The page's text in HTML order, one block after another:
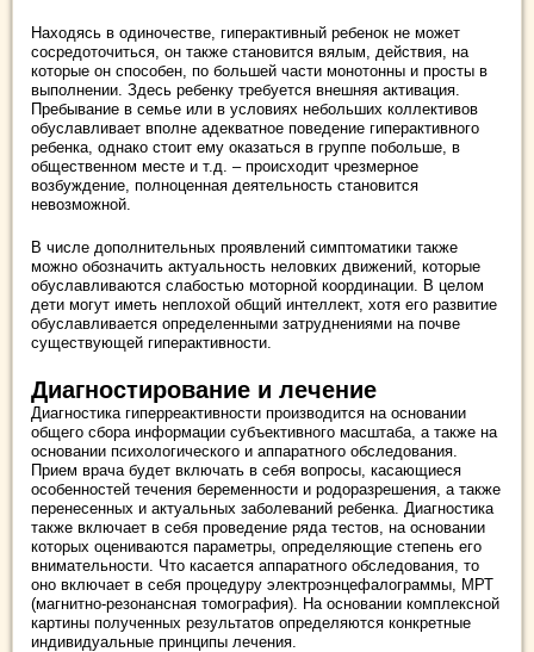
Находясь в одиночестве, гиперактивный ребенок не может
сосредоточиться, он также становится вялым, действия, на
которые он способен, по большей части монотонны и просты в
выполнении. Здесь ребенку требуется внешняя активация.
Пребывание в семье или в условиях небольших коллективов
обуславливает вполне адекватное поведение гиперактивного
ребенка, однако стоит ему оказаться в группе побольше, в
общественном месте и т.д. – происходит чрезмерное
возбуждение, полноценная деятельность становится
невозможной.
В числе дополнительных проявлений симптоматики также
можно обозначить актуальность неловких движений, которые
обуславливаются слабостью моторной координации. В целом
дети могут иметь неплохой общий интеллект, хотя его развитие
обуславливается определенными затруднениями на почве
существующей гиперактивности.
Диагностирование и лечение
Диагностика гиперреактивности производится на основании
общего сбора информации субъективного масштаба, а также на
основании психологического и аппаратного обследования.
Прием врача будет включать в себя вопросы, касающиеся
особенностей течения беременности и родоразрешения, а также
перенесенных и актуальных заболеваний ребенка. Диагностика
также включает в себя проведение ряда тестов, на основании
которых оцениваются параметры, определяющие степень его
внимательности. Что касается аппаратного обследования, то
оно включает в себя процедуру электроэнцефалограммы, МРТ
(магнитно-резонансная томография). На основании комплексной
картины полученных результатов определяются конкретные
индивидуальные принципы лечения.